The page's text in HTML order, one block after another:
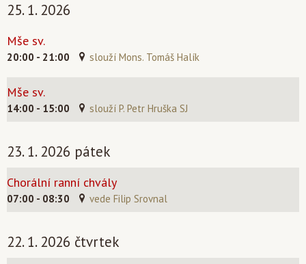
25. 1. 2026
Mše sv.
20:00 - 21:00 slouží Mons. Tomáš Halík
Mše sv.
14:00 - 15:00 slouží P. Petr Hruška SJ
23. 1. 2026 pátek
Chorální ranní chvály
07:00 - 08:30 vede Filip Srovnal
22. 1. 2026 čtvrtek